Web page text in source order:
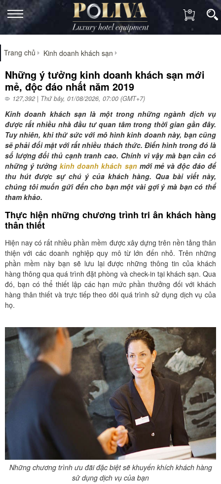
Trang chủ Kinh doanh khách sạn
Những ý tưởng kinh doanh khách sạn mới
mẻ, độc đáo nhất năm 2019
127,392 | Thứ bảy, 01/08/2026, 07:00 (GMT+7)
Kinh doanh khách sạn là một trong những ngành dịch vụ
được rất nhiều nhà đầu tư quan tâm trong thời gian gần đây.
Tuy nhiên, khi thử sức với mô hình kinh doanh này, bạn cũng
sẽ phải đối mặt với rất nhiều thách thức. Điển hình trong đó là
số lượng đối thủ cạnh tranh cao. Chính vì vậy mà bạn cần có
những ý tưởngkinh doanh khách sạnmới mẻ và độc đáo để
thu hút được sự chú ý của khách hàng. Qua bài viết này,
chúng tôi muốn gửi đến cho bạn một vài gợi ý mà bạn có thể
tham khảo.
Thực hiện những chương trình tri ân khách hàng
thân thiết
Hiện nay có rất nhiều phần mềm được xây dựng trên nền tảng thân
thiện với các doanh nghiệp quy mô từ lớn đến nhỏ. Trên những
phần mềm này bạn sẽ lưu lại được những thông tin của khách
hàng thông qua quá trình đặt phòng và check-in tại khách sạn. Qua
đó, bạn có thể thiết lập các hạn mức phần thưởng đối với khách
hàng thân thiết và trực tiếp theo dõi quá trình sử dụng dịch vụ của
họ.
Những chương trình ưu đãi đặc biệt sẽ khuyến khích khách hàng
sử dụng dịch vụ của bạn